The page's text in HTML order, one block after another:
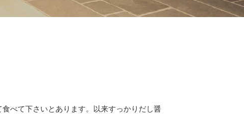
べて下さいとあります。以来すっかりだし醤